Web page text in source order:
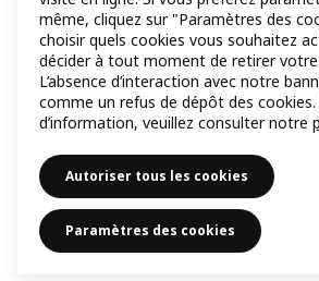
même, cliquez sur "Paramètres des
choisir quels cookies vous souhaitez
décider à tout moment de retirer
L’absence d’interaction avec notre
comme un refus de dépôt des cookies.
d’information, veuillez consulter notre
Autoriser tous les cookies
Paramètres des cookies